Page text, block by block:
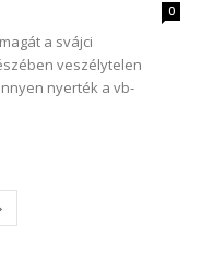
0
a svájci
veszélytelen
nyerték a vb-